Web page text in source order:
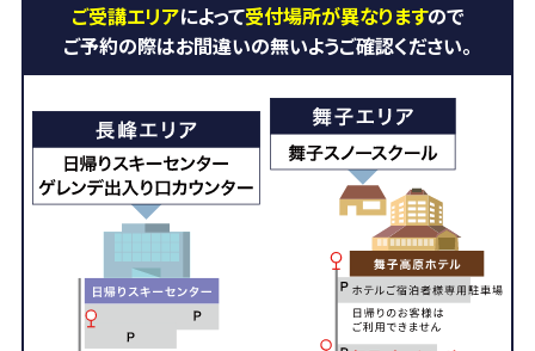
ご受講エリアによって受付場所が異なりますので
ご予約の際はお間違いの無いようご確認ください。